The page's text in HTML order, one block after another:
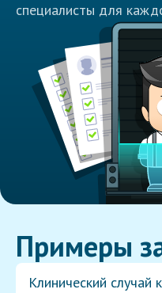
специалисты для
Примеры
Клинический случай